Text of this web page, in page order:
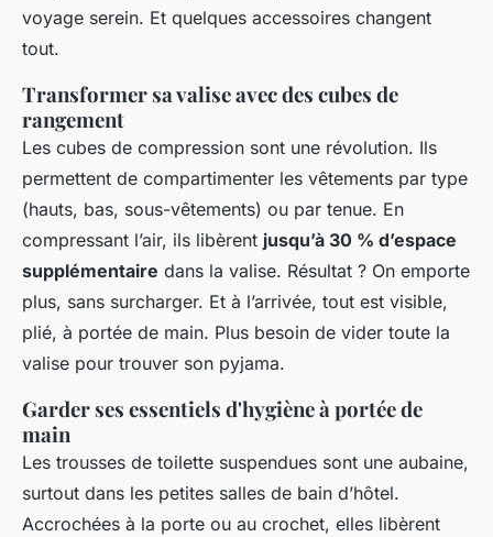
voyage serein. Et quelques accessoires changent
tout.
Transformer sa valise avec des cubes de
rangement
Les cubes de compression sont une révolution. Ils
permettent de compartimenter les vêtements par type
(hauts, bas, sous-vêtements) ou par tenue. En
compressant l’air, ils libèrent jusqu’à 30 % d’espace
supplémentaire dans la valise. Résultat ? On emporte
plus, sans surcharger. Et à l’arrivée, tout est visible,
plié, à portée de main. Plus besoin de vider toute la
valise pour trouver son pyjama.
Garder ses essentiels d'hygiène à portée de
main
Les trousses de toilette suspendues sont une aubaine,
surtout dans les petites salles de bain d’hôtel.
Accrochées à la porte ou au crochet, elles libèrent